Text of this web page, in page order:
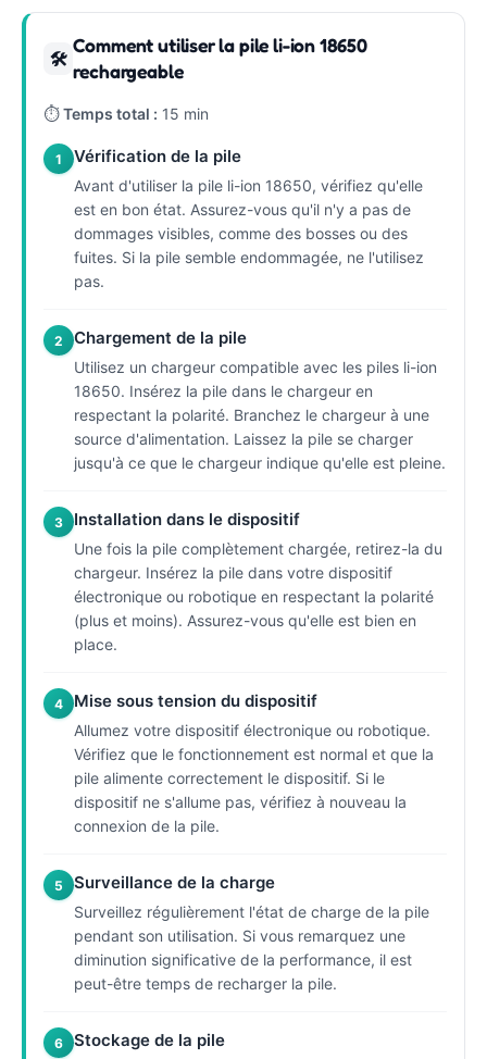
🛠
Comment utiliser la pile li-ion 18650
rechargeable
⏱Temps total : 15 min
1 Vérification de la pile
Avant d'utiliser la pile li-ion 18650, vérifiez qu'elle
est en bon état. Assurez-vous qu'il n'y a pas de
dommages visibles, comme des bosses ou des
fuites. Si la pile semble endommagée, ne l'utilisez
pas.
2 Chargement de la pile
Utilisez un chargeur compatible avec les piles li-ion
18650. Insérez la pile dans le chargeur en
respectant la polarité. Branchez le chargeur à une
source d'alimentation. Laissez la pile se charger
jusqu'à ce que le chargeur indique qu'elle est pleine.
3 Installation dans le dispositif
Une fois la pile complètement chargée, retirez-la du
chargeur. Insérez la pile dans votre dispositif
électronique ou robotique en respectant la polarité
(plus et moins). Assurez-vous qu'elle est bien en
place.
4 Mise sous tension du dispositif
Allumez votre dispositif électronique ou robotique.
Vérifiez que le fonctionnement est normal et que la
pile alimente correctement le dispositif. Si le
dispositif ne s'allume pas, vérifiez à nouveau la
connexion de la pile.
5 Surveillance de la charge
Surveillez régulièrement l'état de charge de la pile
pendant son utilisation. Si vous remarquez une
diminution significative de la performance, il est
peut-être temps de recharger la pile.
6 Stockage de la pile